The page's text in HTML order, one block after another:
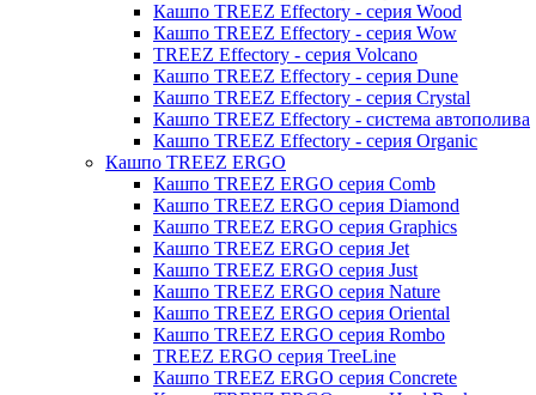
Кашпо TREEZ Effectory - серия Wood
Кашпо TREEZ Effectory - серия Wow
TREEZ Effectory - серия Volcano
Кашпо TREEZ Effectory - серия Dune
Кашпо TREEZ Effectory - серия Crystal
Кашпо TREEZ Effectory - система автополива
Кашпо TREEZ Effectory - серия Organic
Кашпо TREEZ ERGO
Кашпо TREEZ ERGO серия Comb
Кашпо TREEZ ERGO серия Diamond
Кашпо TREEZ ERGO серия Graphics
Кашпо TREEZ ERGO серия Jet
Кашпо TREEZ ERGO серия Just
Кашпо TREEZ ERGO серия Nature
Кашпо TREEZ ERGO серия Oriental
Кашпо TREEZ ERGO серия Rombo
TREEZ ERGO серия TreeLine
Кашпо TREEZ ERGO серия Concrete